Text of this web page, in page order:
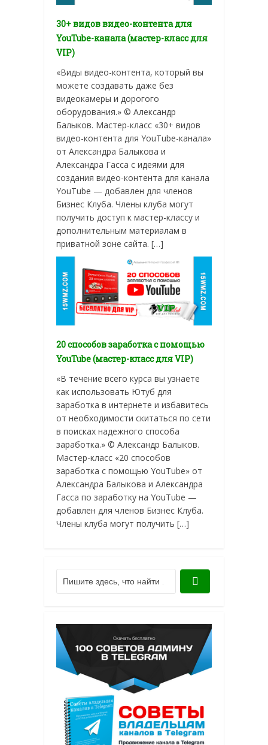
30+ видов видео-контента для
YouTube-канала (мастер-класс для
VIP)
«Виды видео-контента, который вы
можете создавать даже без
видеокамеры и дорогого
оборудования.» © Александр
Балыков. Мастер-класс «30+ видов
видео-контента для YouTube-канала»
от Александра Балыкова и
Александра Гасса с идеями для
создания видео-контента для канала
YouTube — добавлен для членов
Бизнес Клуба. Члены клуба могут
получить доступ к мастер-классу и
дополнительным материалам в
приватной зоне сайта. […]
20 способов заработка с помощью
YouTube (мастер-класс для VIP)
«В течение всего курса вы узнаете
как использовать Ютуб для
заработка в интернете и избавитесь
от необходимости скитаться по сети
в поисках надежного способа
заработка.» © Александр Балыков.
Мастер-класс «20 способов
заработка с помощью YouTube» от
Александра Балыкова и Александра
Гасса по заработку на YouTube —
добавлен для членов Бизнес Клуба.
Члены клуба могут получить […]